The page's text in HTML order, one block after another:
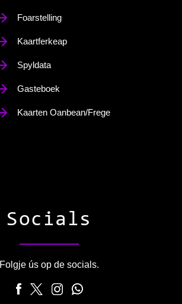
Foarstelling
Kaartferkeap
Spyldata
Gasteboek
Kaarten Oanbean/Frege
Socials
Folgje ús op de socials.